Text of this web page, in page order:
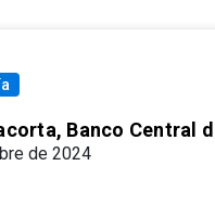
Banco Central
de 2024